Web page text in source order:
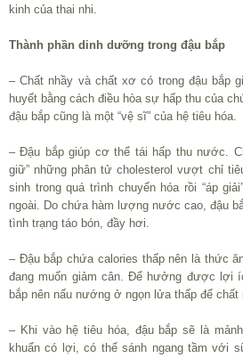
kinh của thai nhi.
Thành phần dinh dưỡng trong đậu bắp
– Chất nhầy và chất xơ có trong đậu bắp
huyết bằng cách điều hòa sự hấp thu của
đậu bắp cũng là một “vệ sĩ” của hệ tiêu hóa.
– Đậu bắp giúp cơ thể tái hấp thu nước.
giữ” những phân tử cholesterol vượt chỉ
sinh trong quá trình chuyển hóa rồi “áp
ngoài. Do chứa hàm lượng nước cao, đậu
tình trạng táo bón, đầy hơi.
– Đậu bắp chứa calories thấp nên là thức
đang muốn giảm cân. Để hưởng được lợi
bắp nên nấu nướng ở ngọn lửa thấp để
– Khi vào hệ tiêu hóa, đậu bắp sẽ là
khuẩn có lợi, có thể sánh ngang tầm với